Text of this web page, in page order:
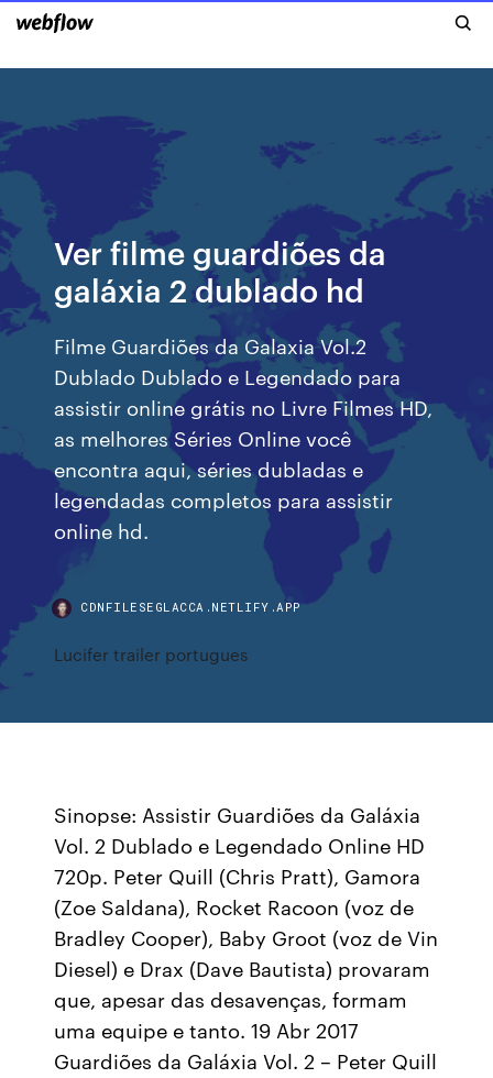
Ver filme guardiões da
galáxia 2 dublado hd
Filme Guardiões da Galaxia Vol.2
Dublado Dublado e Legendado para
assistir online grátis no Livre Filmes HD,
as melhores Séries Online você
encontra aqui, séries dubladas e
legendadas completos para assistir
online hd.
CDNFILESEGLACCA.NETLIFY.APP
Lucifer trailer portugues
Sinopse: Assistir Guardiões da Galáxia
Vol. 2 Dublado e Legendado Online HD
720p. Peter Quill (Chris Pratt), Gamora
(Zoe Saldana), Rocket Racoon (voz de
Bradley Cooper), Baby Groot (voz de Vin
Diesel) e Drax (Dave Bautista) provaram
que, apesar das desavenças, formam
uma equipe e tanto. 19 Abr 2017
Guardiões da Galáxia Vol. 2 – Peter Quill